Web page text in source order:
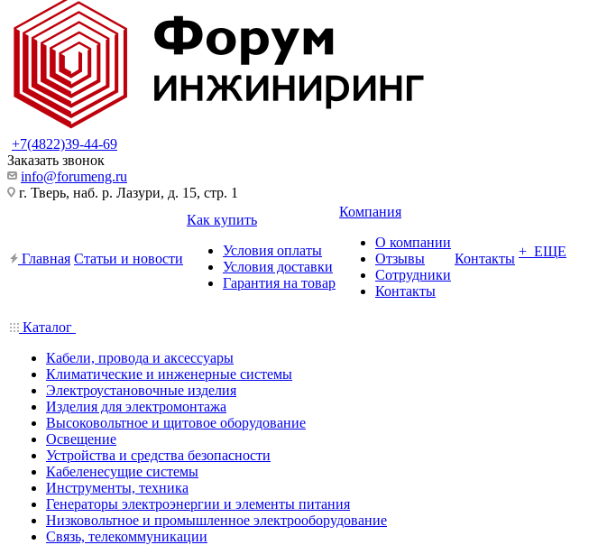
+7(4822)39-44-69
Заказать звонок
info@forumeng.ru
г. Тверь, наб. р. Лазури, д. 15, стр. 1
Главная Статьи и новости
Как купить
Условия оплаты
Условия доставки
Гарантия на товар
Компания
О компании
Отзывы
Сотрудники
Контакты
Контакты + ЕЩЕ
Каталог
Кабели, провода и аксессуары
Климатические и инженерные системы
Электроустановочные изделия
Изделия для электромонтажа
Высоковольтное и щитовое оборудование
Освещение
Устройства и средства безопасности
Кабеленесущие системы
Инструменты, техника
Генераторы электроэнергии и элементы питания
Низковольтное и промышленное электрооборудование
Связь, телекоммуникации